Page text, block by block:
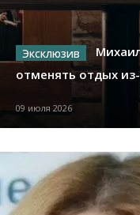
отменять отдых
09 июля 2026